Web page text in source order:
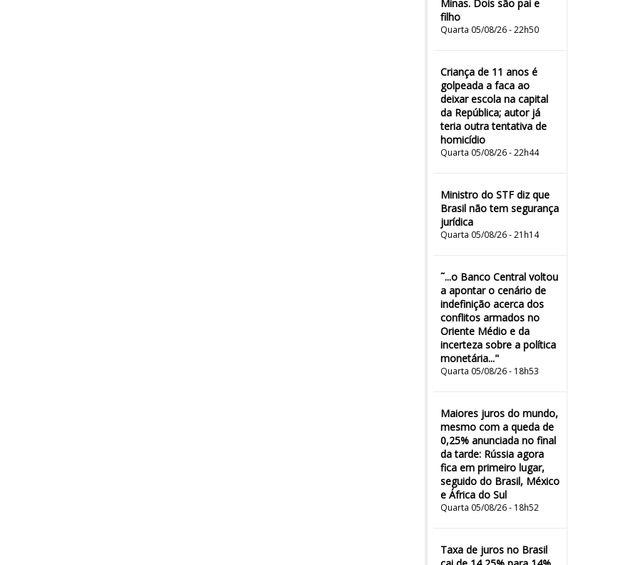
Minas. Dois são pai e
filho
Quarta 05/08/26 - 22h50
Criança de 11 anos é
golpeada a faca ao
deixar escola na capital
da República; autor já
teria outra tentativa de
homicídio
Quarta 05/08/26 - 22h44
Ministro do STF diz que
Brasil não tem segurança
jurídica
Quarta 05/08/26 - 21h14
˜...o Banco Central voltou
a apontar o cenário de
indefinição acerca dos
conflitos armados no
Oriente Médio e da
incerteza sobre a política
monetária..."
Quarta 05/08/26 - 18h53
Maiores juros do mundo,
mesmo com a queda de
0,25% anunciada no final
da tarde: Rússia agora
fica em primeiro lugar,
seguido do Brasil, México
e África do Sul
Quarta 05/08/26 - 18h52
Taxa de juros no Brasil